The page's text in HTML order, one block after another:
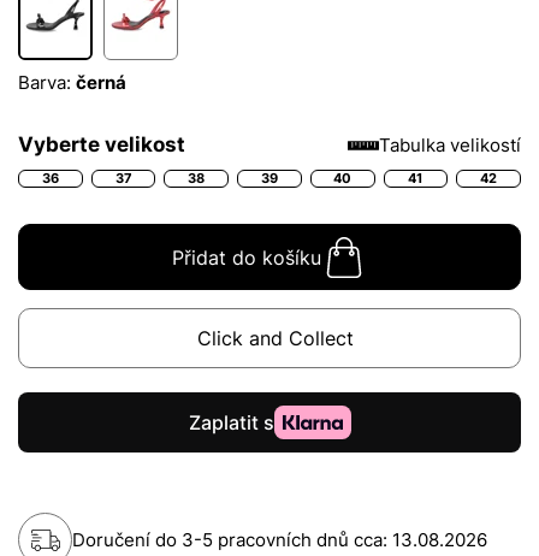
Barva: černá
Vyberte velikost Tabulka velikostí
36 37 38 39 40 41 42
Přidat do košíku
Click and Collect
Doručení do 3-5 pracovních dnů cca: 13.08.2026